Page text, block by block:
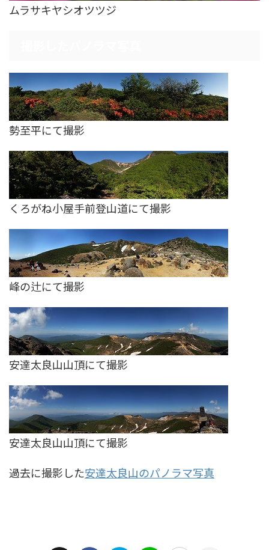
ムラサキヤシオツツジ
勢至平にて撮影
くろがね小屋手前登山道にて撮影
峰の辻にて撮影
安達太良山山頂にて撮影
安達太良山山頂にて撮影
過去に撮影した安達太良山のパノラマ写真